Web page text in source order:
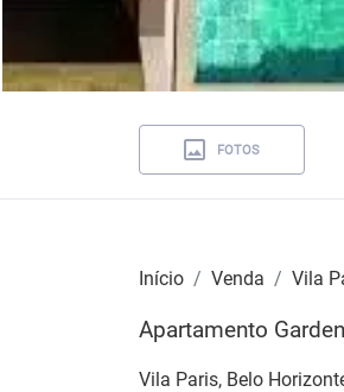
FOTOS
Início Venda Vila
Apartamento
Vila Paris, Belo